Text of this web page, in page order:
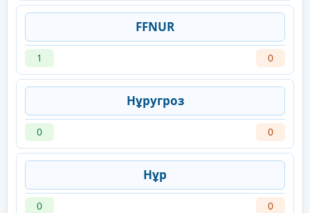
FFNUR
1 0
Нұругроз
0 0
Нұр
0 0